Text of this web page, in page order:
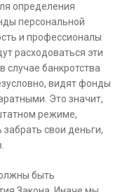
определения
персональной
и профессионалы
расходоваться эти
случае банкротства
видят фонды
Это значит,
режиме,
свои деньги,
быть